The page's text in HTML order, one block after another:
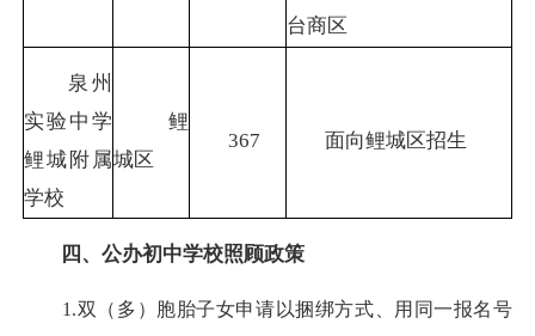
台商区
泉州
实验 中学
鲤城附属
学校
鲤
城区
367 面向鲤城区招生
四、公办初中学校照顾政策
1.双（多）胞胎子女申请以捆绑方式、用同一报名号